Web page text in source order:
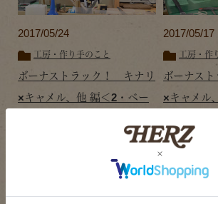
2017/05/24
工房・作り手のこと
ボーナストラック！ キナリ
×キャメル、他 編＜2・ベー
2017/05/17
工房・作
ボーナス
×キャメル